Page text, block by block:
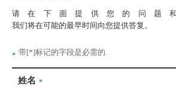
请在下面提供您的问题
我们将在可能的最早时间向您提供答复。
* 带[*]标记的字段是必需的.
姓名 *